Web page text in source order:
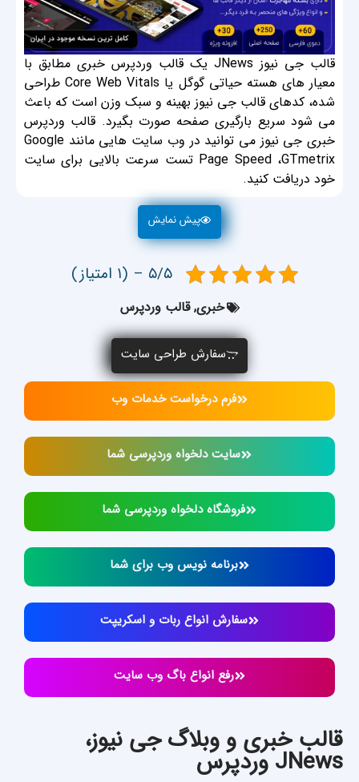
قالب جی نیوز JNews یک قالب وردپرس خبری مطابق با
معیار های هسته حیاتی گوگل یا Core Web Vitals طراحی
شده، کدهای قالب جی نیوز بهینه و سبک وزن است که باعث
می شود سریع بارگیری صفحه صورت بگیرد. قالب وردپرس
خبری جی نیوز می توانید در وب سایت هایی مانند Google
Page Speed ،GTmetrix تست سرعت بالایی برای سایت
خود دریافت کنید.
پیش نمایش
۵/۵ – (۱ امتیاز)
خبری,قالب وردپرس
سفارش طراحی سایت
فرم درخواست خدمات وب
سایت دلخواه وردپرسی شما
فروشگاه دلخواه وردپرسی شما
برنامه نویس وب برای شما
سفارش انواع ربات و اسکریپت
رفع انواع باگ وب سایت
قالب خبری و وبلاگ جی نیوز،
JNews وردپرس